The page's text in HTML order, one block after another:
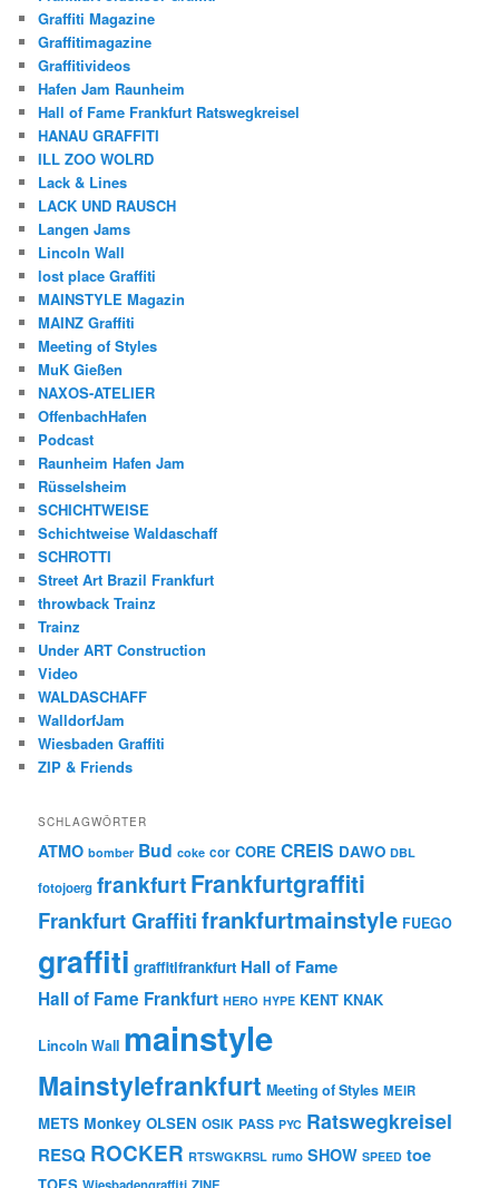
Graffiti Magazine
Graffitimagazine
Graffitivideos
Hafen Jam Raunheim
Hall of Fame Frankfurt Ratswegkreisel
HANAU GRAFFITI
ILL ZOO WOLRD
Lack & Lines
LACK UND RAUSCH
Langen Jams
Lincoln Wall
lost place Graffiti
MAINSTYLE Magazin
MAINZ Graffiti
Meeting of Styles
MuK Gießen
NAXOS-ATELIER
OffenbachHafen
Podcast
Raunheim Hafen Jam
Rüsselsheim
SCHICHTWEISE
Schichtweise Waldaschaff
SCHROTTI
Street Art Brazil Frankfurt
throwback Trainz
Trainz
Under ART Construction
Video
WALDASCHAFF
WalldorfJam
Wiesbaden Graffiti
ZIP & Friends
SCHLAGWÖRTER
ATMO bomber Bud coke cor CORE CREIS DAWO DBL
fotojoerg frankfurtFrankfurtgraffiti
Frankfurt Graffitifrankfurtmainstyle FUEGO
graffiti graffitifrankfurt Hall of Fame
Hall of Fame Frankfurt HERO HYPE KENT KNAK
Lincoln Wall mainstyle
Mainstylefrankfurt Meeting of Styles MEIR
METS Monkey OLSEN OSIK PASS PYC Ratswegkreisel
RESQ ROCKER RTSWGKRSL rumo SHOW SPEED toe